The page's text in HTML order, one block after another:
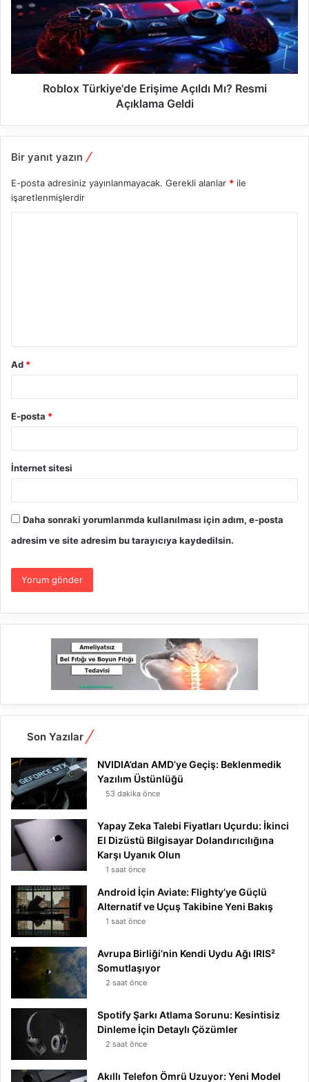
Roblox Türkiye'de Erişime Açıldı Mı? Resmi
Açıklama Geldi
Bir yanıt yazın
E-posta adresiniz yayınlanmayacak. Gerekli alanlar * ile
işaretlenmişlerdir
Ad *
E-posta *
İnternet sitesi
Daha sonraki yorumlarımda kullanılması için adım, e-posta
adresim ve site adresim bu tarayıcıya kaydedilsin.
Son Yazılar
NVIDIA’dan AMD’ye Geçiş: Beklenmedik
Yazılım Üstünlüğü
53 dakika önce
Yapay Zeka Talebi Fiyatları Uçurdu: İkinci
El Dizüstü Bilgisayar Dolandırıcılığına
Karşı Uyanık Olun
1 saat önce
Android İçin Aviate: Flighty’ye Güçlü
Alternatif ve Uçuş Takibine Yeni Bakış
1 saat önce
Avrupa Birliği’nin Kendi Uydu Ağı IRIS²
Somutlaşıyor
2 saat önce
Spotify Şarkı Atlama Sorunu: Kesintisiz
Dinleme İçin Detaylı Çözümler
2 saat önce
Akıllı Telefon Ömrü Uzuyor: Yeni Model